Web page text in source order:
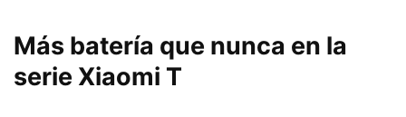
Más batería que nunca en la
serie Xiaomi T